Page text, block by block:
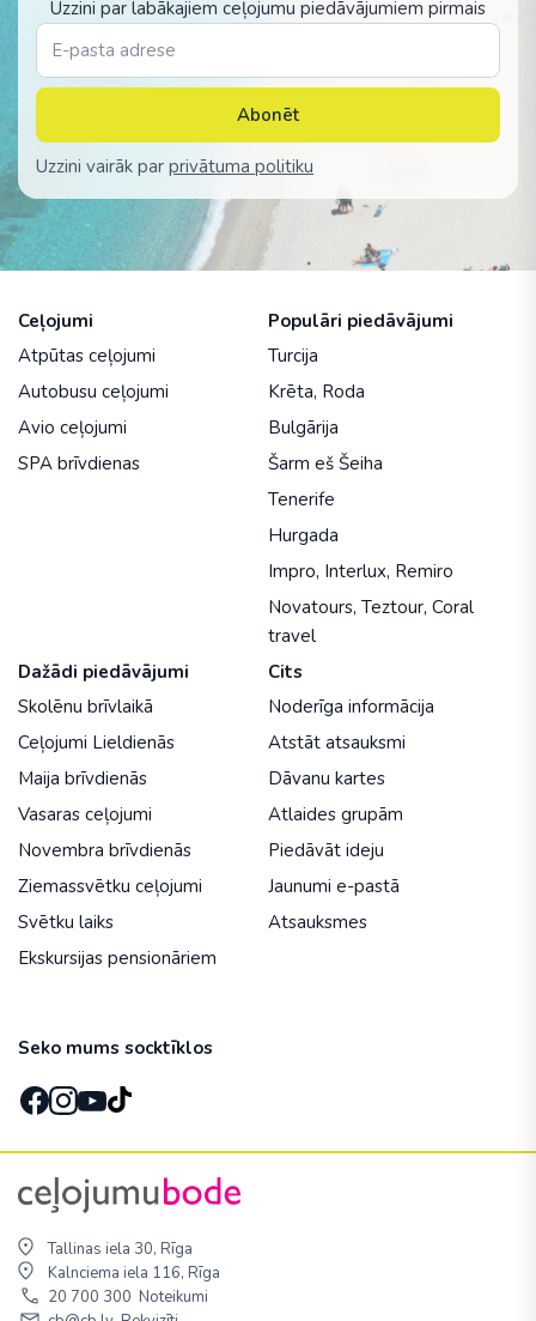
Uzzini par labākajiem ceļojumu piedāvājumiem pirmais
Abonēt
Uzzini vairāk par privātuma politiku
Ceļojumi
Atpūtas ceļojumi
Autobusu ceļojumi
Avio ceļojumi
SPA brīvdienas
Populāri piedāvājumi
Turcija
Krēta, Roda
Bulgārija
Šarm eš Šeiha
Tenerife
Hurgada
Impro, Interlux, Remiro
Novatours, Teztour, Coral
travel
Dažādi piedāvājumi
Skolēnu brīvlaikā
Ceļojumi Lieldienās
Maija brīvdienās
Vasaras ceļojumi
Novembra brīvdienās
Ziemassvētku ceļojumi
Svētku laiks
Ekskursijas pensionāriem
Cits
Noderīga informācija
Atstāt atsauksmi
Dāvanu kartes
Atlaides grupām
Piedāvāt ideju
Jaunumi e-pastā
Atsauksmes
Seko mums socktīklos
Tallinas iela 30, Rīga
Kalnciema iela 116, Rīga
20 700 300 Noteikumi